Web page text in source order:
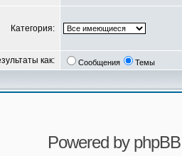
Категория:
как: Сообщения Темы
Powered by phpBB